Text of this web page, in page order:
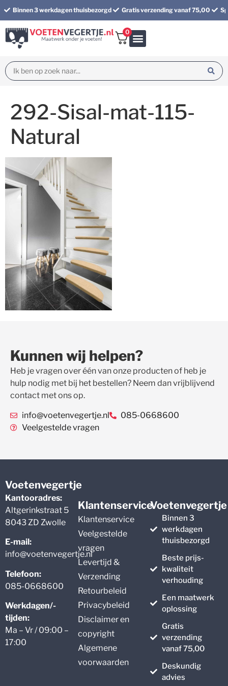
Binnen 3 werkdagen thuisbezorgd Gratis verzending vanaf 75,00
0
292-Sisal-mat-115-
Natural
Kunnen wij helpen?
Heb je vragen over één van onze producten of heb je
hulp nodig met bij het bestellen? Neem dan vrijblijvend
contact met ons op.
info@voetenvegertje.nl
085-0668600
Veelgestelde vragen
Voetenvegertje
Kantooradres:
Altgerinkstraat 5
8043 ZD Zwolle
E-mail:
info@voetenvegertje.nl
Telefoon:
085-0668600
Werkdagen/-
tijden:
Ma – Vr / 09:00 –
17:00
Klantenservice
Klantenservice
Veelgestelde
vragen
Levertijd &
Verzending
Retourbeleid
Privacybeleid
Disclaimer en
copyright
Algemene
voorwaarden
Voetenvegertje
Binnen 3
werkdagen
thuisbezorgd
Beste prijs-
kwaliteit
verhouding
Een maatwerk
oplossing
Gratis
verzending
vanaf 75,00
Deskundig
advies